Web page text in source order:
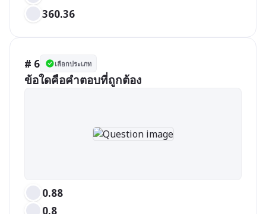
360.36
# 6 เลือกประเภท
ข้อใดคือคำตอบที่ถูกต้อง
0.88
0.8